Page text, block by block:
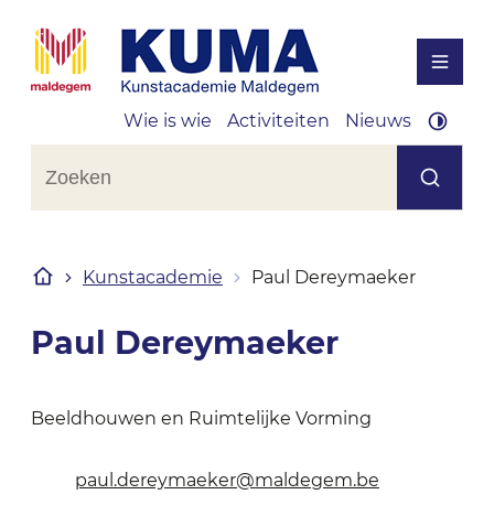
Naar inhoud
KUMA Kunstacademie Maldegem
Wie is wie Activiteiten Nieuws
Hoog
Zoeken
Menu
Startpagina
Kunstacademie Paul Dereymaeker
Paul Dereymaeker
Beeldhouwen en Ruimtelijke Vorming
E-mailpaul.dereymaeker@maldegem.be